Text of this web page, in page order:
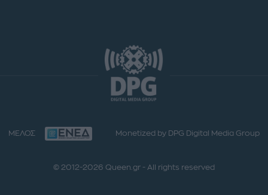
ΜΕΛΟΣ Monetized by DPG Digital Media Group
© 2012-2026 Queen.gr - All rights reserved